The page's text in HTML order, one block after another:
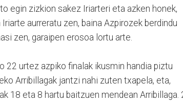
egin zizkion sakez Iriarteri eta azken honek,
aurreratu zen, baina Azpirozek berdindu
zen, garaipen erosoa lortu arte.
22 urtez azpiko finalak ikusmin handia piztu
Arribillagak jantzi nahi zuten txapela, eta,
18 eta 8 hartu baitzuen mendean Arribillaga.